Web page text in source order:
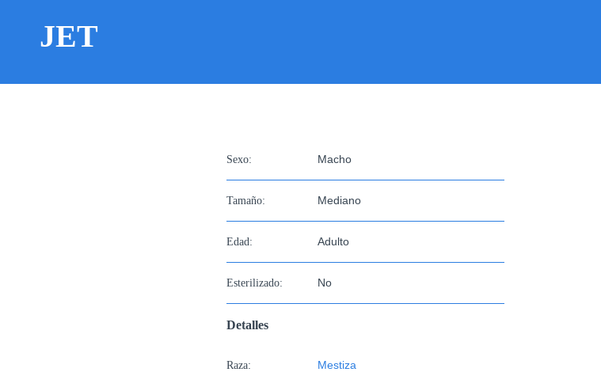
JET
Sexo: Macho
Tamaño: Mediano
Edad: Adulto
Esterilizado: No
Detalles
Raza: Mestiza